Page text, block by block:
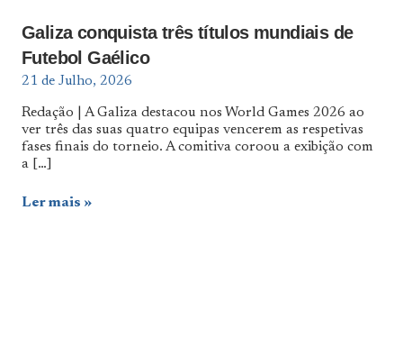
Galiza conquista três títulos mundiais de
Futebol Gaélico
21 de Julho, 2026
Redação | A Galiza destacou nos World Games 2026 ao
ver três das suas quatro equipas vencerem as respetivas
fases finais do torneio. A comitiva coroou a exibição com
a
[…]
Ler mais